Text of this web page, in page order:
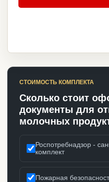
СТОИМОСТЬ КОМПЛЕКТА
Сколько стоит
документы для
молочных
Роспотребнадзор -
комплект
Пожарная